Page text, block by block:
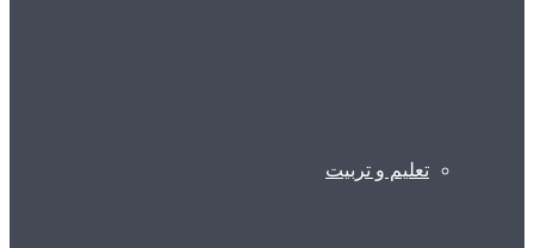
تعلیم و تربیت